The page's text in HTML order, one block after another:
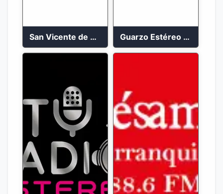
San Vicente de Chucuri 91.2 FM Guarzo Estéreo 24/7